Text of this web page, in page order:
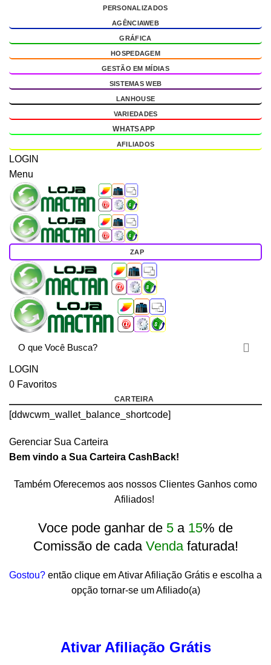
PERSONALIZADOS
AGÊNCIAWEB
GRÁFICA
HOSPEDAGEM
GESTÃO EM MÍDIAS
SISTEMAS WEB
LANHOUSE
VARIEDADES
WHATSAPP
AFILIADOS
LOGIN
Menu
ZAP
LOGIN
0 Favoritos
CARTEIRA
[ddwcwm_wallet_balance_shortcode]
Gerenciar Sua Carteira
Bem vindo a Sua Carteira CashBack!
Também Oferecemos aos nossos Clientes Ganhos como
Afiliados!
Voce pode ganhar de 5 a 15% de
Comissão de cada Vendafaturada!
Gostou? então clique em Ativar Afiliação Grátis e escolha a
opção tornar-se um Afiliado(a)
Ativar Afiliação Grátis